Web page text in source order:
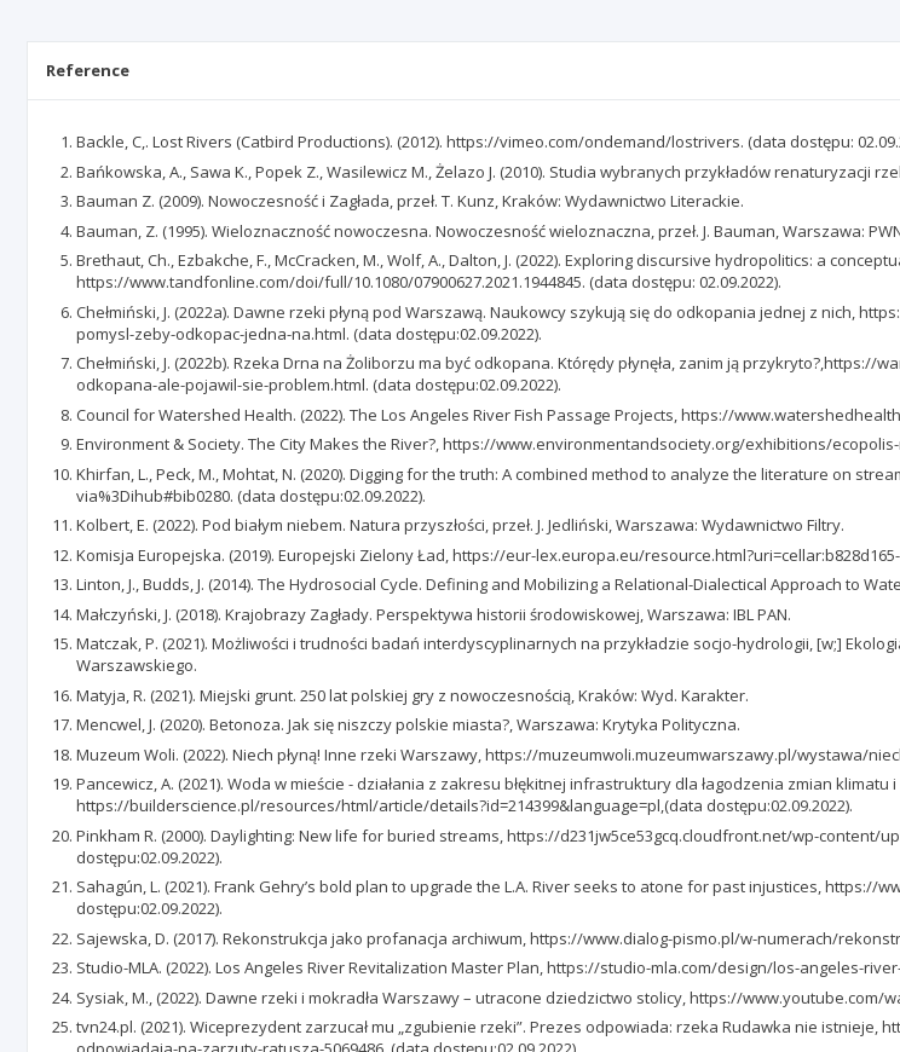
Reference
Backle, C,. Lost Rivers (Catbird Productions). (2012). https://vimeo.com/ondemand/lostrivers. (data dostępu:
Bańkowska, A., Sawa K., Popek Z., Wasilewicz M., Żelazo J. (2010). Studia wybranych przykładów renaturyzacji
Bauman Z. (2009). Nowoczesność i Zagłada, przeł. T. Kunz, Kraków: Wydawnictwo Literackie.
Bauman, Z. (1995). Wieloznaczność nowoczesna. Nowoczesność wieloznaczna, przeł. J. Bauman, Warszawa:
Brethaut, Ch., Ezbakche, F., McCracken, M., Wolf, A., Dalton, J. (2022). Exploring discursive hydropolitics: a
https://www.tandfonline.com/doi/full/10.1080/07900627.2021.1944845. (data dostępu: 02.09.2022).
Chełmiński, J. (2022a). Dawne rzeki płyną pod Warszawą. Naukowcy szykują się do odkopania jednej z nich,
pomysl-zeby-odkopac-jedna-na.html. (data dostępu:02.09.2022).
Chełmiński, J. (2022b). Rzeka Drna na Żoliborzu ma być odkopana. Którędy płynęła, zanim ją
odkopana-ale-pojawil-sie-problem.html. (data dostępu:02.09.2022).
Council for Watershed Health. (2022). The Los Angeles River Fish Passage Projects, https://
Environment & Society. The City Makes the River?, https://www.environmentandsociety.org/exhibitions/
Khirfan, L., Peck, M., Mohtat, N. (2020). Digging for the truth: A combined method to analyze the literature on
via%3Dihub#bib0280. (data dostępu:02.09.2022).
Kolbert, E. (2022). Pod białym niebem. Natura przyszłości, przeł. J. Jedliński, Warszawa: Wydawnictwo Filtry.
Komisja Europejska. (2019). Europejski Zielony Ład, https://eur-lex.europa.eu/
Linton, J., Budds, J. (2014). The Hydrosocial Cycle. Defining and Mobilizing a Relational-Dialectical Approach to
Małczyński, J. (2018). Krajobrazy Zagłady. Perspektywa historii środowiskowej, Warszawa: IBL PAN.
Matczak, P. (2021). Możliwości i trudności badań interdyscyplinarnych na przykładzie socjo-hydrologii, [w;]
Warszawskiego.
Matyja, R. (2021). Miejski grunt. 250 lat polskiej gry z nowoczesnością, Kraków: Wyd. Karakter.
Mencwel, J. (2020). Betonoza. Jak się niszczy polskie miasta?, Warszawa: Krytyka Polityczna.
Muzeum Woli. (2022). Niech płyną! Inne rzeki Warszawy, https://muzeumwoli.muzeumwarszawy.pl/wystawa/
Pancewicz, A. (2021). Woda w mieście - działania z zakresu błękitnej infrastruktury dla łagodzenia zmian
https://builderscience.pl/resources/html/article/details?id=214399&language=pl,(data dostępu:02.09.2022).
Pinkham R. (2000). Daylighting: New life for buried streams, https://d231jw5ce53gcq.cloudfront.net/wp-content/
dostępu:02.09.2022).
Sahagún, L. (2021). Frank Gehry’s bold plan to upgrade the L.A. River seeks to atone for past injustices,
dostępu:02.09.2022).
Sajewska, D. (2017). Rekonstrukcja jako profanacja archiwum, https://www.dialog-pismo.pl/w-numerach/
Studio-MLA. (2022). Los Angeles River Revitalization Master Plan, https://studio-mla.com/design/los-angeles-
Sysiak, M., (2022). Dawne rzeki i mokradła Warszawy – utracone dziedzictwo stolicy, https://www.youtube.com/
tvn24.pl. (2021). Wiceprezydent zarzucał mu „zgubienie rzeki”. Prezes odpowiada: rzeka Rudawka nie